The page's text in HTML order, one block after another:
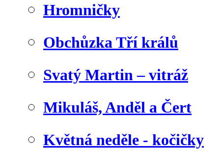
Hromničky
Obchůzka Tří králů
Svatý Martin – vitráž
Mikuláš, Anděl a Čert
Květná neděle - kočičky